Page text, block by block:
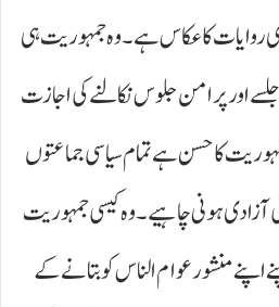
روایات کا عکاس ہے ۔وہ جمہوریت ہی
اور پرامن جلوس نکالنے کی اجازت
کا حسن ہے تمام سیاسی جماعتوں
کی آزادی ہونی چاہیے۔ وہ کیسی جمہوریت
اپنے منشور عوام الناس کو بتانے کے